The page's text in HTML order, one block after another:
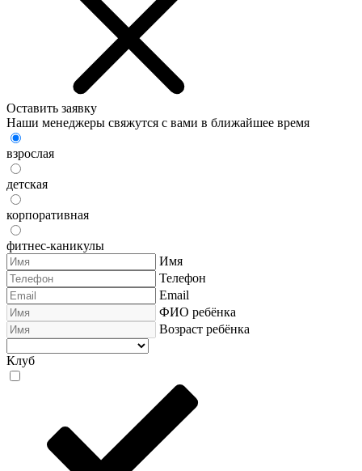
Оставить заявку
Наши менеджеры свяжутся с вами в ближайшее время
взрослая
детская
корпоративная
фитнес-каникулы
Имя
Телефон
Email
ФИО ребёнка
Возраст ребёнка
Клуб